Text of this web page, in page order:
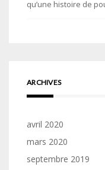
qu’une histoire de
ARCHIVES
avril 2020
mars 2020
septembre 2019